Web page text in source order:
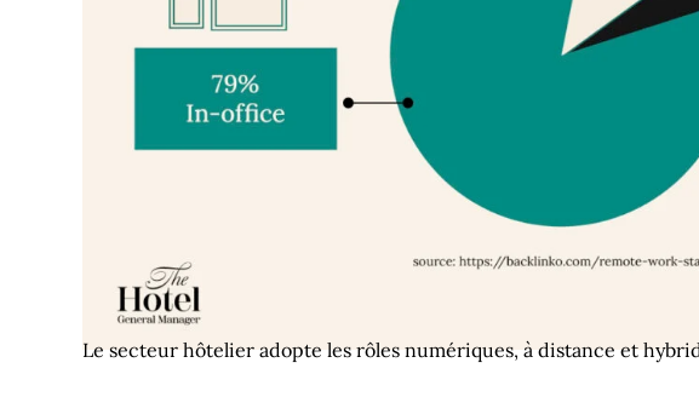
Le secteur hôtelier adopte les rôles numériques, à distance et